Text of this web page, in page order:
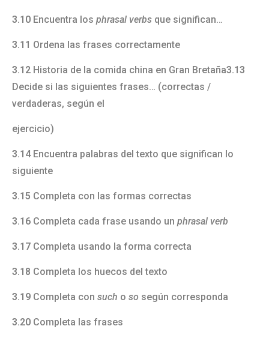
3.10 Encuentra los phrasal verbs que significan…
3.11 Ordena las frases correctamente
3.12 Historia de la comida china en Gran Bretaña3.13
Decide si las siguientes frases… (correctas /
verdaderas, según el
ejercicio)
3.14Encuentra palabras del texto que significan lo
siguiente
3.15 Completa con las formas correctas
3.16 Completa cada frase usando un phrasal verb
3.17 Completa usando la forma correcta
3.18 Completa los huecos del texto
3.19 Completa con such o so según corresponda
3.20 Completa las frases